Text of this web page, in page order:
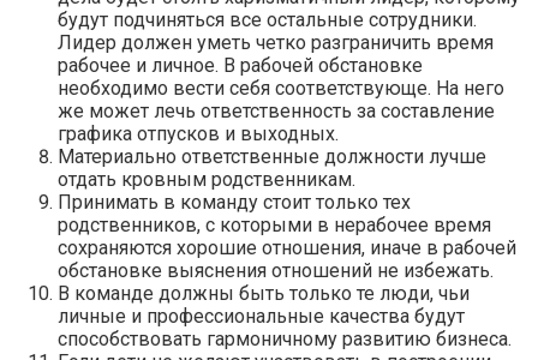
будут подчиняться все остальные сотрудники.
Лидер должен уметь четко разграничить время
рабочее и личное. В рабочей обстановке
необходимо вести себя соответствующе. На него
же может лечь ответственность за составление
графика отпусков и выходных.
Материально ответственные должности лучше
отдать кровным родственникам.
Принимать в команду стоит только тех
родственников, с которыми в нерабочее время
сохраняются хорошие отношения, иначе в рабочей
обстановке выяснения отношений не избежать.
В команде должны быть только те люди, чьи
личные и профессиональные качества будут
способствовать гармоничному развитию бизнеса.